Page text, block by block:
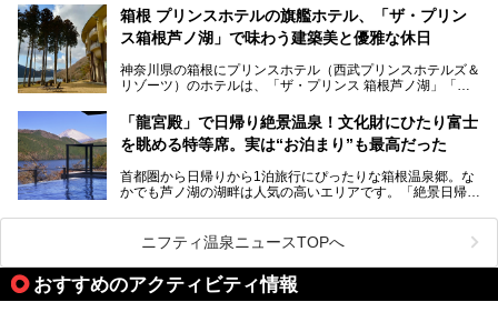
サウナ室の中に咲き誇る桜、魚たちが泳ぐ水風呂、そしてバ
リのビーチを思わせる休憩スペース…。驚きの連続だった館
内の様子をレポートします！
たい」
そんな「癒やされたい」という願いを叶えてくれるのが、神
神奈川県には、サウナや岩盤浴、一日中遊べるエンタメ施設
など、“非日常”を味わえるスーパー銭湯が数多く揃っていま
う」という人も多いはず。
そこで今回は、神奈川県内の人気施設26選を「安さ」「岩
業」「駅近」など、目的別に厳選して紹介します。
今の気分にぴったりの施設を見つけて、最高のリフレッシュ
箱根 プリンスホテルの旗艦ホテル、「ザ・プリン
ス箱根芦ノ湖」で味わう建築美と優雅な休日
神奈川県の箱根にプリンスホテル（西武プリンスホテルズ＆
リゾーツ）のホテルは、「ザ・プリンス 箱根芦ノ湖」「芦
「箱根仙石原プリンスホテル」と4軒あり、今回ご紹介する
「ザ・プリンス 箱根芦ノ湖」は、その中でもフラッグシッ
プ（旗艦）に位置づけられる特別なホテルです。
昭和の日本を代表する建築家の一人、村野藤吾が芦ノ湖の畔
に建てた桃源郷のようなホテルがここ。自家源泉の温泉や、
提供元：株式会社西武・プリンスホテルズワールドワイド
【PR】
この記事はザ・プリンス 箱根芦ノ湖のPR記事です。
「龍宮殿」で日帰り絶景温泉！文化財にひたり富士
を眺める特等席。実は“お泊まり”も最高だった
首都圏から日帰りから1泊旅行にぴったりな箱根温泉郷。な
かでも芦ノ湖の湖畔は人気の高いエリアです。「絶景日帰り
が楽しめるまさに眺望自慢の日帰り温泉。
そしてここは全24室の「箱根 芦ノ湖畔蛸川温泉 龍宮殿」と
して宿泊もできます。宿泊者は「龍宮殿本館」の営業時間に
加えて、朝6時からの宿泊者専用時間帯にも「龍宮殿本館」
のお風呂が利用できます。
ニフティ温泉ニュースTOPへ
おすすめのアクティビティ情報